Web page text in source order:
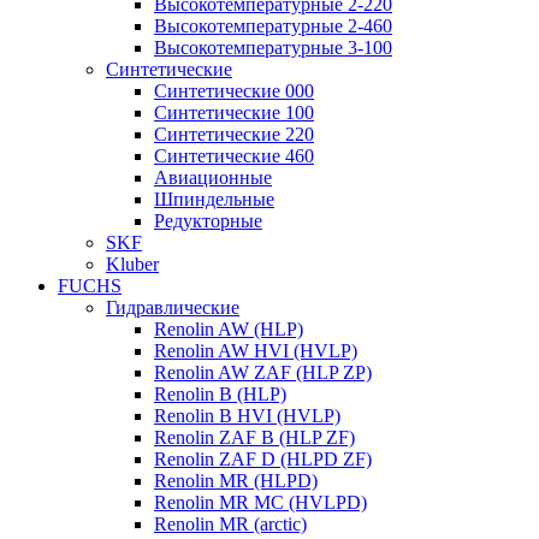
Высокотемпературные 2-220
Высокотемпературные 2-460
Высокотемпературные 3-100
Синтетические
Синтетические 000
Синтетические 100
Синтетические 220
Синтетические 460
Авиационные
Шпиндельные
Редукторные
SKF
Kluber
FUCHS
Гидравлические
Renolin AW (HLP)
Renolin AW HVI (HVLP)
Renolin AW ZAF (HLP ZP)
Renolin B (HLP)
Renolin B HVI (HVLP)
Renolin ZAF B (HLP ZF)
Renolin ZAF D (HLPD ZF)
Renolin MR (HLPD)
Renolin MR MC (HVLPD)
Renolin MR (arctic)